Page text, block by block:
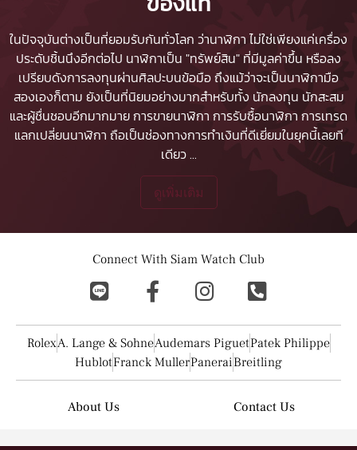
ในปัจจุบันต่างเป็นที่ยอมรับกันทั่วโลก ว่านาฬิกา ไม่ใช่เพียงแค่เครื่อง
ประดับชิ้นนึงอีกต่อไป นาฬิกาเป็น "ทรัพย์สิน" ที่มีมูลค่าขึ้น หรือลง
เปรียบดังการลงทุนผ่านศิลปะบนข้อมือ ถึงแม้ว่าจะเป็นนาฬิกามือ
สองเองก็ตาม ยังเป็นที่นิยมอย่างมากสำหรับทั้ง นักลงทุน นักสะสม
และผู้ชื่นชอบอีกมากมายการขายนาฬิกา การรับซื้อนาฬิกา การเทรด
แลกเปลี่ยนนาฬิกา ถือเป็นช่องทางการทำเงินที่ดีเยี่ยมในยุคนี้เลยที
เดียว...
ดูเพิ่มเติม
Connect With Siam Watch Club
RolexA. Lange & SohneAudemars PiguetPatek Philippe
HublotFranck MullerPaneraiBreitling
About Us Contact Us